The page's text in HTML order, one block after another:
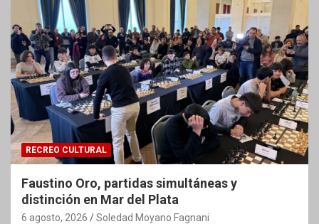
RECREO CULTURAL
Faustino Oro, partidas simultáneas y
distinción en Mar del Plata
6 agosto, 2026 Soledad Moyano Fagnani